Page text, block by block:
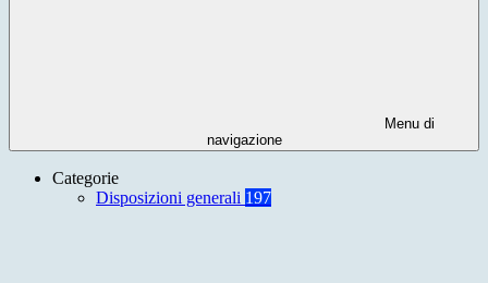
Menu di
navigazione
Categorie
Disposizioni generali 197